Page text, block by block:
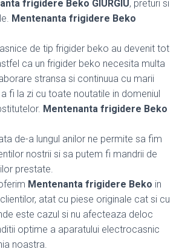
frigidere Beko GIURGIU, preturi si
Mentenanta frigidere Beko
de tip frigider beko au devenit tot
ca un frigider beko necesita multa
stransa si continuua cu marii
fi la zi cu toate noutatile in domeniul
Mentenanta frigidere Beko
de-a lungul anilor ne permite sa fim
nostrii si sa putem fi mandrii de
prestate.
Mentenanta frigidere Beko in
atat cu piese originale cat si cu
este cazul si nu afecteaza deloc
optime a aparatului electrocasnic
noastra.